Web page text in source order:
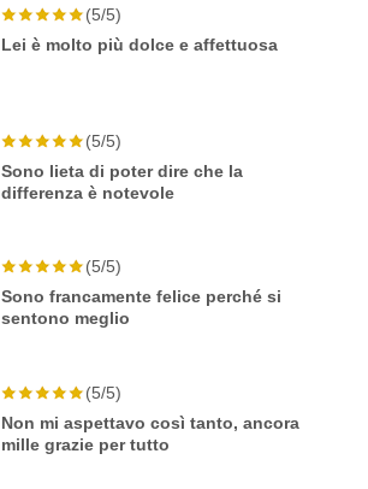
(5/5)
Lei è molto più dolce e affettuosa
(5/5)
Sono lieta di poter dire che la
differenza è notevole
(5/5)
Sono francamente felice perché si
sentono meglio
(5/5)
Non mi aspettavo così tanto, ancora
mille grazie per tutto